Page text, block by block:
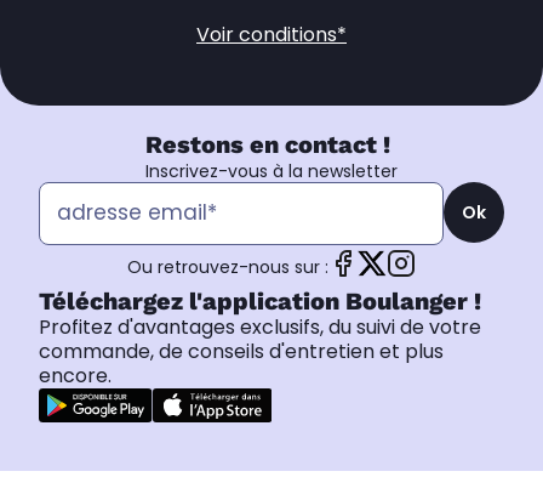
Voir conditions*
Restons en contact !
Inscrivez-vous à la newsletter
Ok
Ou retrouvez-nous sur :
Téléchargez l'application Boulanger !
Profitez d'avantages exclusifs, du suivi de votre
commande, de conseils d'entretien et plus
encore.